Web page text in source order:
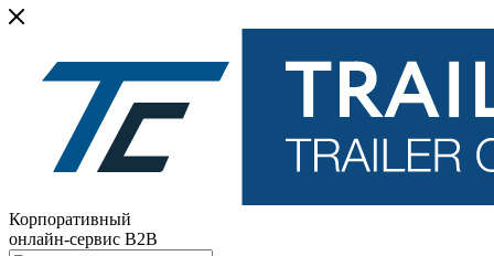
Корпоративный
онлайн-сервис B2B